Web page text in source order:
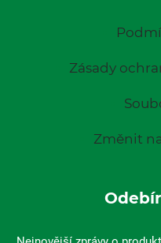
Zásady
Změnit